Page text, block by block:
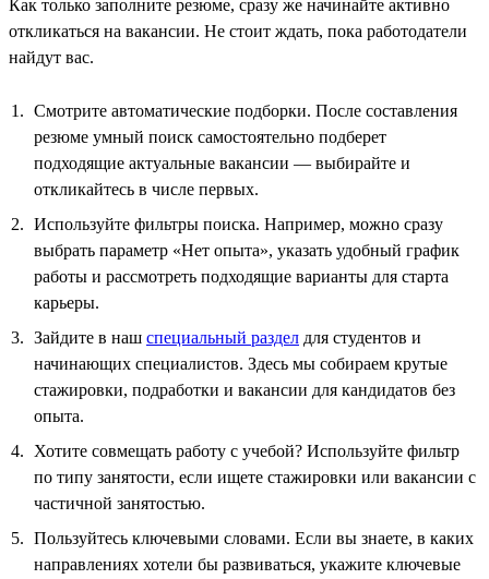
Как только заполните резюме, сразу же начинайте активно
откликаться на вакансии. Не стоит ждать, пока работодатели
найдут вас.
Смотрите автоматические подборки. После составления
резюме умный поиск самостоятельно подберет
подходящие актуальные вакансии — выбирайте и
откликайтесь в числе первых.
Используйте фильтры поиска. Например, можно сразу
выбрать параметр «Нет опыта», указать удобный график
работы и рассмотреть подходящие варианты для старта
карьеры.
Зайдите в наш специальный раздел для студентов и
начинающих специалистов. Здесь мы собираем крутые
стажировки, подработки и вакансии для кандидатов без
опыта.
Хотите совмещать работу с учебой? Используйте фильтр
по типу занятости, если ищете стажировки или вакансии с
частичной занятостью.
Пользуйтесь ключевыми словами. Если вы знаете, в каких
направлениях хотели бы развиваться, укажите ключевые